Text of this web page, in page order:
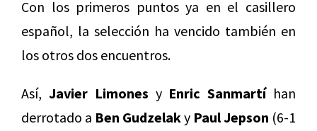
Con los primeros puntos ya en el casillero
español, la selección ha vencido también en
los otros dos encuentros.
Así, Javier Limones y Enric Sanmartíhan
derrotado a Ben Gudzelaky Paul Jepson (6-1